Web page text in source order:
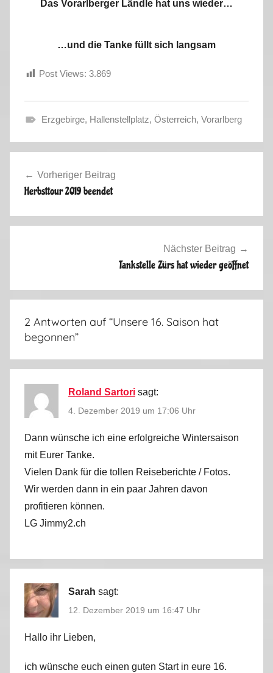
Das Vorarlberger Ländle hat uns wieder…
…und die Tanke füllt sich langsam
Post Views: 3.869
e
s
t
1
9
Erzgebirge, Hallenstellplatz, Österreich, Vorarlberg
Vorheriger Beitrag
Herbsttour 2019 beendet
Nächster Beitrag
Tankstelle Zürs hat wieder geöffnet
2 Antworten auf “Unsere 16. Saison hat
begonnen”
Roland Sartori sagt:
4. Dezember 2019 um 17:06 Uhr
Dann wünsche ich eine erfolgreiche Wintersaison
mit Eurer Tanke.
Vielen Dank für die tollen Reiseberichte / Fotos.
Wir werden dann in ein paar Jahren davon
profitieren können.
LG Jimmy2.ch
Sarah sagt:
12. Dezember 2019 um 16:47 Uhr
Hallo ihr Lieben,
ich wünsche euch einen guten Start in eure 16.